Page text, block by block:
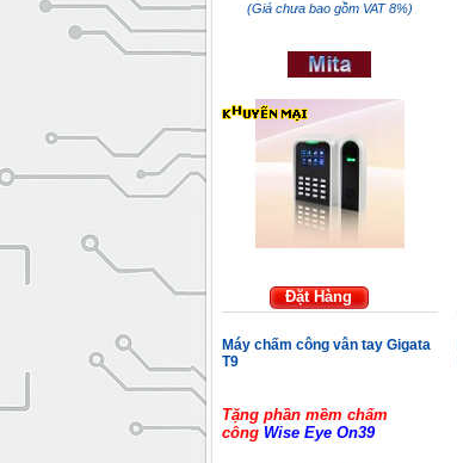
(Giá chưa bao gồm VAT 8%)
Đặt Hàng
Máy chấm công vân tay Gigata
T9
Tặng phần mềm chấm
công Wise Eye On39